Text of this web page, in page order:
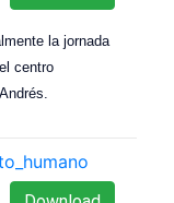
la jornada
centro